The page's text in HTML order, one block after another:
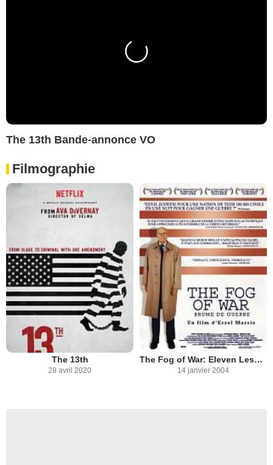
The 13th Bande-annonce VO
Filmographie
The 13th
28 avril 2020
The Fog of War: Eleven Lessons from the Life of Robert S. McNamara
14 janvier 2004